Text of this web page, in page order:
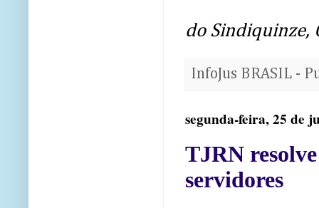
do Sindiquinze,
InfoJus BRASIL -
segunda-feira, 25 de
TJRN
servidores